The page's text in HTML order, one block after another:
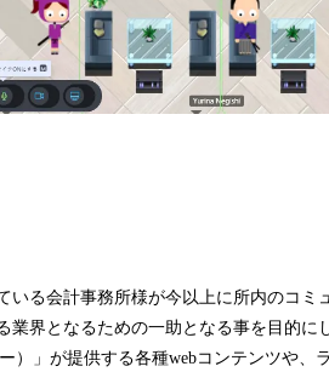
る会計事務所様が今以上に所内のコミ
界となるための一助となる事を目的に
）」が提供する各種webコンテンツや、